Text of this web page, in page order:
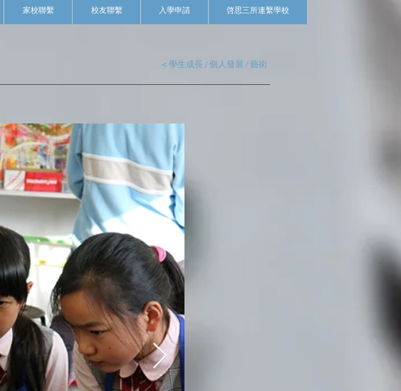
家校聯繫 校友聯繫 入學申請 啓思三所連繫學校
< 學生成長 / 個人發展 / 藝術